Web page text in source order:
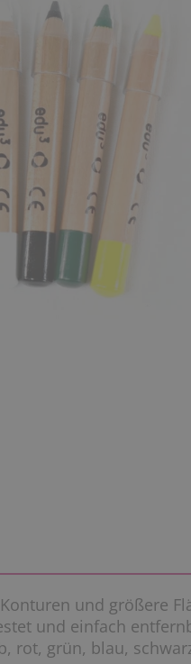
und größere
und einfach
rot, grün, blau,